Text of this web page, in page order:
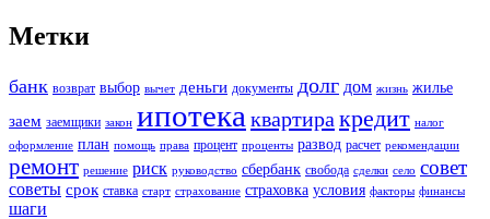
Метки
банк возврат выбор вычет деньги документы долг дом жизнь жилье
заем заемщики закон ипотека квартира кредит налог
оформление план помощь права процент проценты развод расчет рекомендации
ремонт решение риск руководство сбербанк свобода сделки село совет
советы срок ставка старт страхование страховка условия факторы финансы
шаги